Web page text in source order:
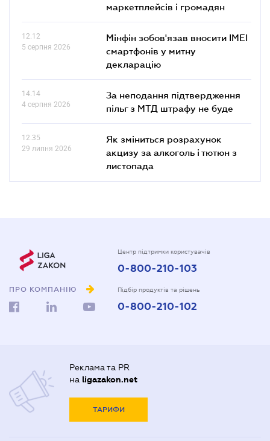
маркетплейсів і громадян
12.12
5 серпня 2026
Мінфін зобов'язав вносити IMEI
смартфонів у митну
декларацію
14.14
4 серпня 2026
За неподання підтвердження
пільг з МТД штрафу не буде
12.35
29 липня 2026
Як зміниться розрахунок
акцизу за алкоголь і тютюн з
листопада
ПРО КОМПАНІЮ
Центр підтримки користувачів
0-800-210-103
Підбір продуктів та рішень
0-800-210-102
Реклама та PR
на ligazakon.net
ТАРИФИ